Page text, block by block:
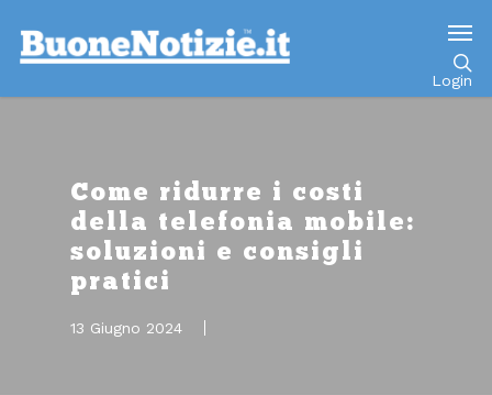
Login
Come ridurre i costi
della telefonia mobile:
soluzioni e consigli
pratici
13 Giugno 2024
Go to mobile version